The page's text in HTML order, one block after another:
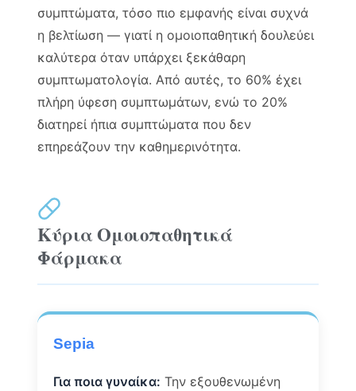
συμπτώματα, τόσο πιο εμφανής είναι συχνά
η βελτίωση — γιατί η ομοιοπαθητική δουλεύει
καλύτερα όταν υπάρχει ξεκάθαρη
συμπτωματολογία. Από αυτές, το 60% έχει
πλήρη ύφεση συμπτωμάτων, ενώ το 20%
διατηρεί ήπια συμπτώματα που δεν
επηρεάζουν την καθημερινότητα.
Κύρια Ομοιοπαθητικά
Φάρμακα
Sepia
Για ποια γυναίκα: Την εξουθενωμένη